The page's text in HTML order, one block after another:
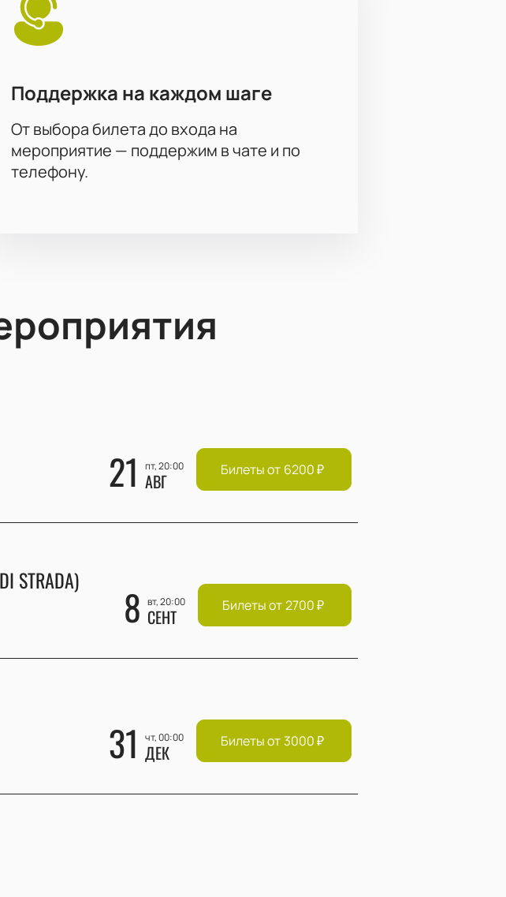
Поддержка на каждом шаге
От выбора билета до входа на
мероприятие — поддержим в чате и по
телефону.
21 пт, 20:00
АВГ Билеты от 6200₽
STRADA)
8 вт, 20:00
СЕНТ Билеты от 2700₽
31 чт, 00:00
ДЕК Билеты от 3000₽